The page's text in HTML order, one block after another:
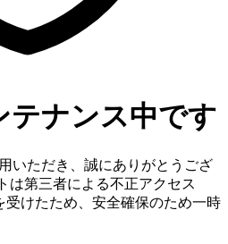
テナンス中です
いただき、誠にありがとうござ
は第三者による不正アクセス
受けたため、安全確保のため一時